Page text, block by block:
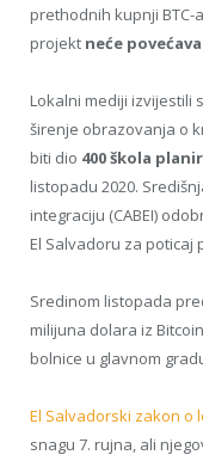
prethodnih kupnji BTC-
projekt neće
Lokalni mediji izvijestili
širenje obrazovanja o
biti dio 400 škola
listopadu 2020.
integraciju (CABEI)
El Salvadoru za
Sredinom listopada
milijuna dolara iz
bolnice u glavnom
El Salvadorski zakon o
snagu 7. rujna, ali